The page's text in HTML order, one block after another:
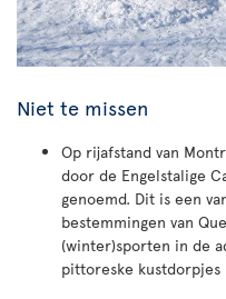
Niet te missen
Op rijafstand van
door de Engelstalige
genoemd. Dit is een
bestemmingen van
(winter)sporten in de
pittoreske kustdorpjes